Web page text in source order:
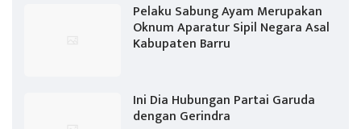
Pelaku Sabung Ayam Merupakan
Oknum Aparatur Sipil Negara Asal
Kabupaten Barru
Ini Dia Hubungan Partai Garuda
dengan Gerindra